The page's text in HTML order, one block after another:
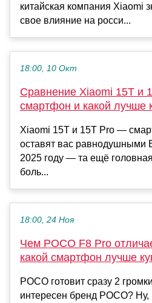
китайская компания Xiaomi
свое влияние на росси...
18:00, 10 Окт
Сравнение Xiaomi 15T и
смартфон и какой лучше
Xiaomi 15T и 15T Pro —
оставят вас равнодушными
2025 году — та ещё
боль...
18:00, 24 Ноя
Чем POCO F8 Pro
какой смартфон лучше
POCO готовит сразу 2
интересен бренд POCO?